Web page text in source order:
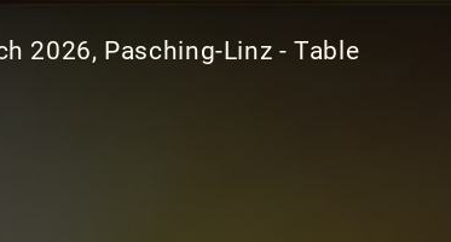
2026, Pasching-Linz - Table